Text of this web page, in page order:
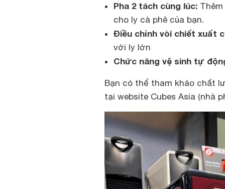
Pha 2 tách cùng lúc:
cho ly cà phê của bạn.
Điều chỉnh vòi chiết xuất
với ly lớn
Chức năng vệ sinh tự
Bạn có thể tham khảo chất
tại website Cubes Asia (nhà